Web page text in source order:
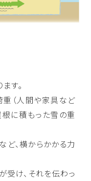
す。
重（人間や家具など
根に積もった雪の重
ど、横からかかる力
受け、それを伝わっ